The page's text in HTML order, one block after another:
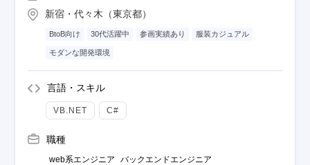
新宿・代々木（東京都）
BtoB向け 30代活躍中 参画実績あり 服装カジュアル
モダンな開発環境
言語・スキル
VB.NET C#
職種
web系エンジニア バックエンドエンジニア